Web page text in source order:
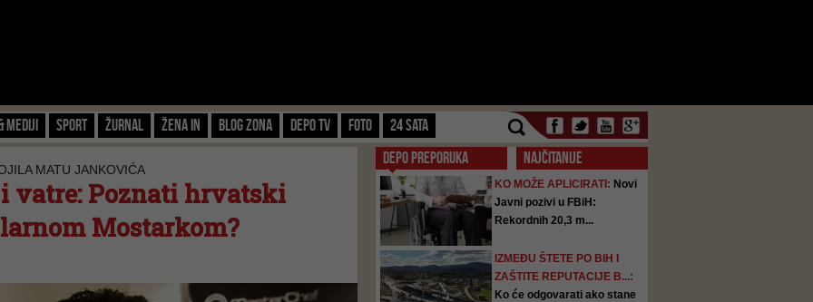
Mediji Sport Žurnal Žena IN Blog zona Depo TV FOTO 24 SATA
MATU JANKOVIĆA
vatre: Poznati hrvatski
Mostarkom?
DEPO PREPORUKA NAJČITANIJE
KO MOŽE APLICIRATI: Novi
Javni pozivi u FBiH:
Rekordnih 20,3 m...
IZMEĐU ŠTETE PO BIH I
ZAŠTITE REPUTACIJE B...:
Ko će odgovarati ako stane